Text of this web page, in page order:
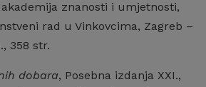
akademija znanosti i umjetnosti,
rad u Vinkovcima, Zagreb –
358 str.
dobara, Posebna izdanja XXI.,